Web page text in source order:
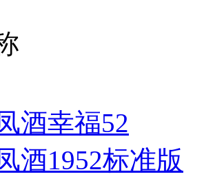
酒幸福52
酒1952标准版